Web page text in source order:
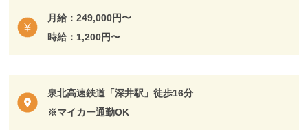
月給：249,000円〜
時給：1,200円〜
泉北高速鉄道「深井駅」徒歩16分
※マイカー通勤OK